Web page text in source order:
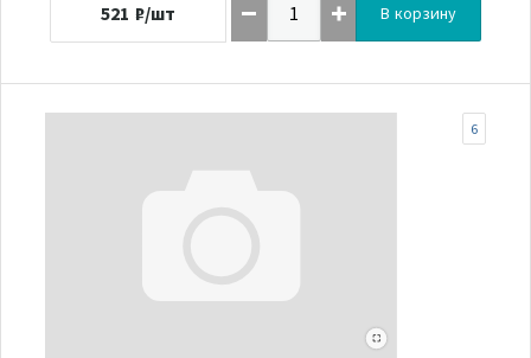
521 ₽/шт В корзину
6